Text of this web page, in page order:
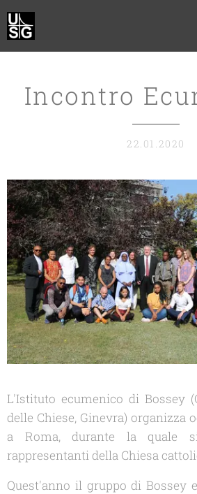
Incontro
22.01.2020
L'Istituto ecumenico di Bossey
delle Chiese, Ginevra) organizza
a Roma, durante la quale
rappresentanti della Chiesa
Quest'anno il gruppo di Bossey